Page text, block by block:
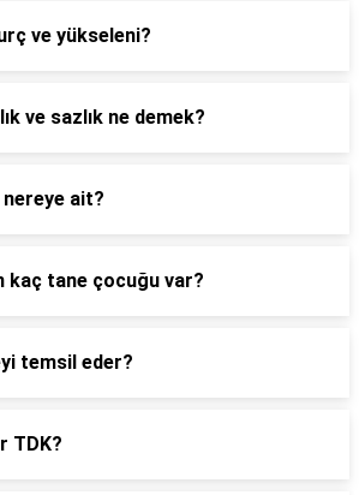
ve yükseleni?
ve sazlık ne demek?
ait?
kaç tane çocuğu var?
temsil eder?
TDK?